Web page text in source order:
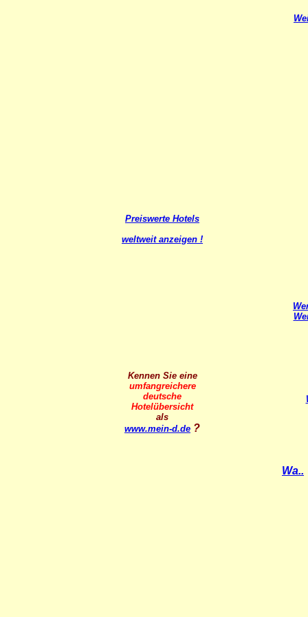
Preiswerte Hotels
weltweit anzeigen !
Kennen Sie eine
umfangreichere
deutsche
Hotelübersicht
als
www.mein-d.de ?
Wa..